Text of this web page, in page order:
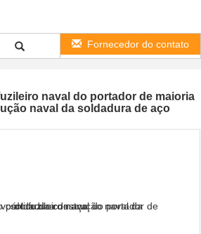
Fornecedor do contato
naval do portador de maioria
naval da soldadura de aço